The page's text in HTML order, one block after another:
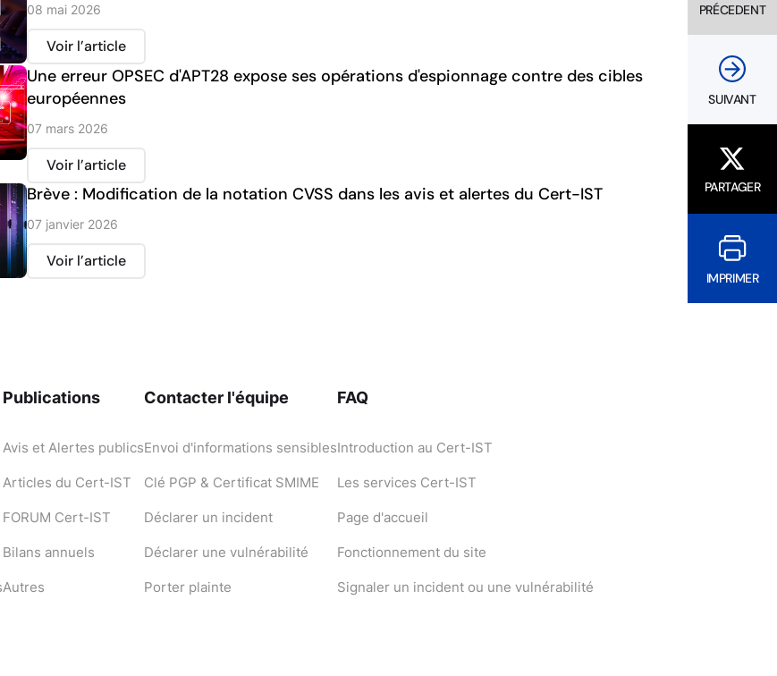
08 mai 2026
Voir l’article
Une erreur OPSEC d'APT28 expose ses opérations d'espionnage contre des cibles
européennes
07 mars 2026
Voir l’article
Brève : Modification de la notation CVSS dans les avis et alertes du Cert-IST
07 janvier 2026
Voir l’article
PRÉCEDENT
SUIVANT
PARTAGER
IMPRIMER
Publications
Avis et Alertes publics
Articles du Cert-IST
FORUM Cert-IST
Bilans annuels
Autres
Contacter l'équipe
Envoi d'informations sensibles
Clé PGP & Certificat SMIME
Déclarer un incident
Déclarer une vulnérabilité
Porter plainte
FAQ
Introduction au Cert-IST
Les services Cert-IST
Page d'accueil
Fonctionnement du site
Signaler un incident ou une vulnérabilité